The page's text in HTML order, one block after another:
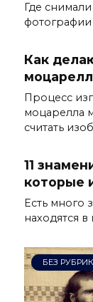
Где
Как
Процесс
моцарелла
считать
11
которые
Есть много
находятся
БЕЗ